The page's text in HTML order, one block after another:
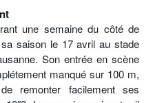
une semaine du côté de
saison le 17 avril au stade
Son entrée en scène
manqué sur 100 m,
remonter facilement ses